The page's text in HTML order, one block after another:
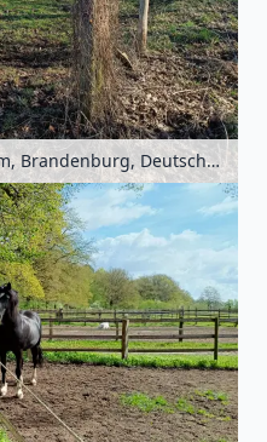
Blick zum Reiherberg in Golm, Brandenburg, Deutschland